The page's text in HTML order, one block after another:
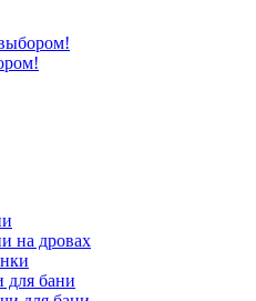
на дровах
для бани